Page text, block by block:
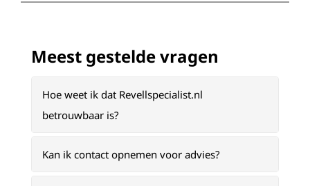
Meest gestelde vragen
Hoe weet ik dat Revellspecialist.nl
betrouwbaar is?
Kan ik contact opnemen voor advies?